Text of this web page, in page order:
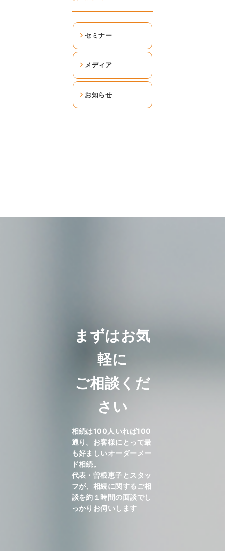
セミナー
メディア
お知らせ
まずはお気
軽に
ご相談くだ
さい
相続は100人いれば100
通り。お客様にとって最
も好ましいオーダーメー
ド相続。
代表・曽根恵子とスタッ
フが、相続に関するご相
談を約１時間の面談でし
っかりお伺いします